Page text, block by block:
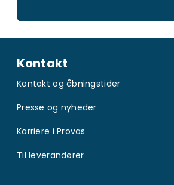
Kontakt
Kontakt og åbningstider
Presse og nyheder
Karriere i Provas
Til leverandører